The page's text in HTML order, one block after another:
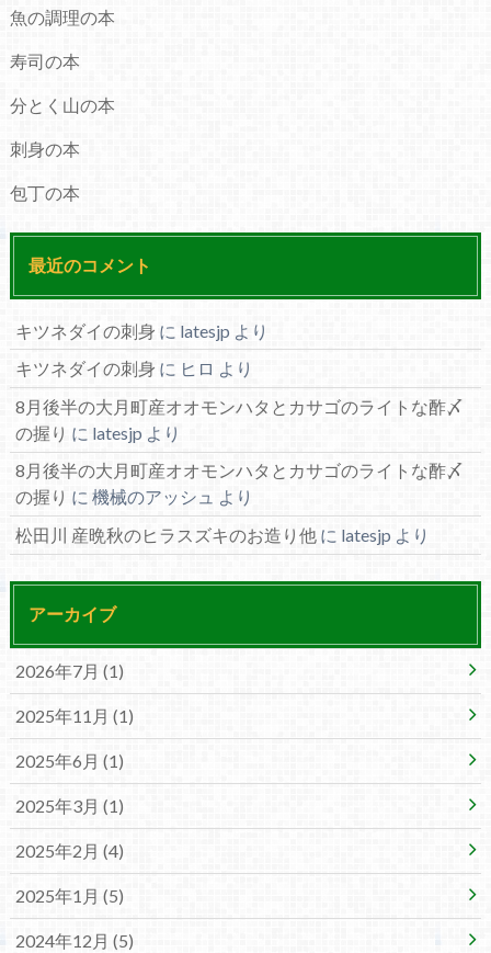
魚の調理の本
寿司の本
分とく山の本
刺身の本
包丁の本
最近のコメント
キツネダイの刺身 に latesjp より
キツネダイの刺身 に ヒロ より
8月後半の大月町産オオモンハタとカサゴのライトな酢〆
の握り に latesjp より
8月後半の大月町産オオモンハタとカサゴのライトな酢〆
の握り に 機械のアッシュ より
松田川 産晩秋のヒラスズキのお造り他に latesjp より
アーカイブ
2026年7月 (1)
2025年11月 (1)
2025年6月 (1)
2025年3月 (1)
2025年2月 (4)
2025年1月 (5)
2024年12月 (5)